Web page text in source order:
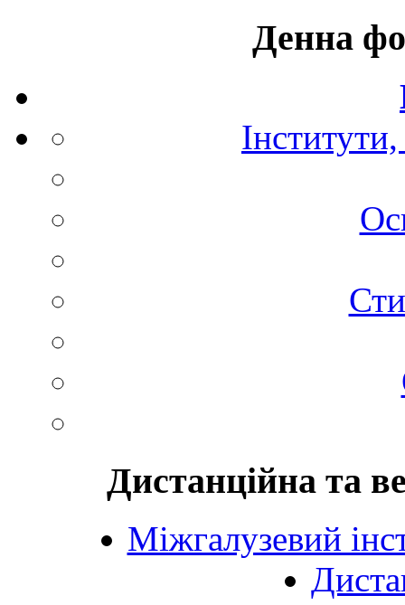
Денна
Дистанційна та
Міжгалузевий